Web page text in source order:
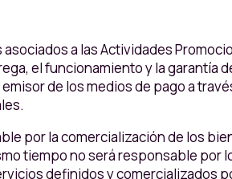
a las Actividades
el funcionamiento y la garantía
de los medios de pago a
por la comercialización de los
tiempo no será responsable por
definidos y comercializados